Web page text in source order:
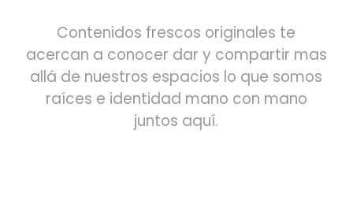
Contenidos frescos originales te
acercan a conocer dar y compartir mas
allá de nuestros espacios lo que somos
raíces e identidad mano con mano
juntos aquí.